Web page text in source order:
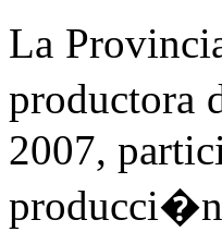
La
productora
2007,
producci�n